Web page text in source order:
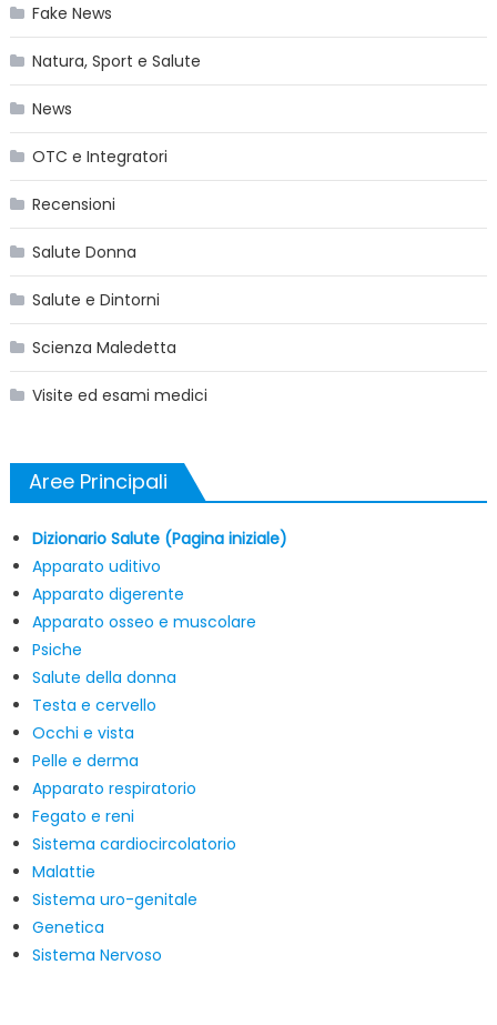
Fake News
Natura, Sport e Salute
News
OTC e Integratori
Recensioni
Salute Donna
Salute e Dintorni
Scienza Maledetta
Visite ed esami medici
Aree Principali
Dizionario Salute (Pagina iniziale)
Apparato uditivo
Apparato digerente
Apparato osseo e muscolare
Psiche
Salute della donna
Testa e cervello
Occhi e vista
Pelle e derma
Apparato respiratorio
Fegato e reni
Sistema cardiocircolatorio
Malattie
Sistema uro-genitale
Genetica
Sistema Nervoso